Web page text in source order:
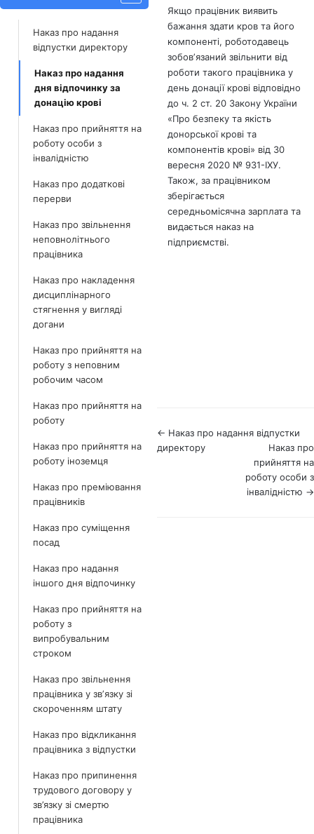
Наказ про надання
відпустки директору
Наказ про надання
дня відпочинку за
донацію крові
Наказ про прийняття на
роботу особи з
інвалідністю
Наказ про додаткові
перерви
Наказ про звільнення
неповнолітнього
працівника
Наказ про накладення
дисциплінарного
стягнення у вигляді
догани
Наказ про прийняття на
роботу з неповним
робочим часом
Наказ про прийняття на
роботу
Наказ про прийняття на
роботу іноземця
Наказ про преміювання
працівників
Наказ про суміщення
посад
Наказ про надання
іншого дня відпочинку
Наказ про прийняття на
роботу з
випробувальним
строком
Наказ про звільнення
працівника у звʼязку зі
скороченням штату
Наказ про відкликання
працівника з відпустки
Наказ про припинення
трудового договору у
зв’язку зі смертю
працівника
Якщо працівник виявить
бажання здати кров та його
компоненті, роботодавець
зобовʼязаний звільнити від
роботи такого працівника у
день донації крові відповідно
до ч. 2 ст. 20 Закону України
«Про безпеку та якість
донорської крові та
компонентів крові» від 30
вересня 2020 № 931-IXУ.
Також, за працівником
зберігається
середньомісячна зарплата та
видається наказ на
підприємстві.
Навігація
по
документах
← Наказ про надання відпустки
директору
Наказ про
прийняття на
роботу особи з
інвалідністю →